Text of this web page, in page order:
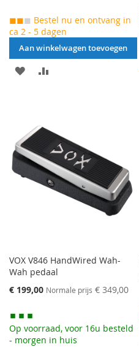
◼◼◼ Bestel nu en ontvang in
ca 2 - 5 dagen
Aan winkelwagen toevoegen
AAN
TE
VERGELIJKEN
VOX V846 HandWired Wah-
Wah pedaal
Speciale
€ 199,00 Normale prijs € 349,00
Op voorraad, voor 16u besteld
- morgen in huis